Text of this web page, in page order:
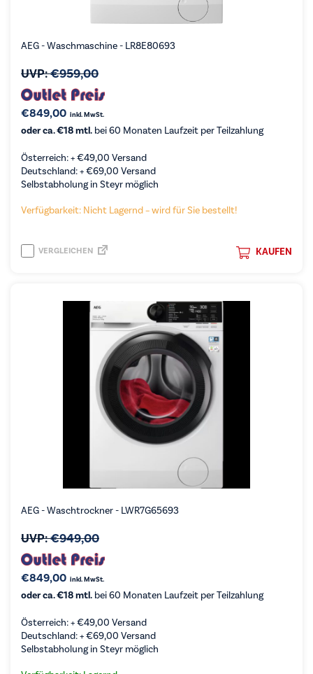
AEG - Waschmaschine - LR8E80693
UVP:€959,00
€849,00 inkl. MwSt.
oder ca. €18 mtl. bei 60 Monaten Laufzeit per Teilzahlung
Österreich: +€49,00 Versand
Deutschland: +€69,00 Versand
Selbstabholung in Steyr möglich
Verfügbarkeit: Nicht Lagernd – wird für Sie bestellt!
KAUFEN
VERGLEICHEN
AEG - Waschtrockner - LWR7G65693
UVP:€949,00
€849,00 inkl. MwSt.
oder ca. €18 mtl. bei 60 Monaten Laufzeit per Teilzahlung
Österreich: +€49,00 Versand
Deutschland: +€69,00 Versand
Selbstabholung in Steyr möglich